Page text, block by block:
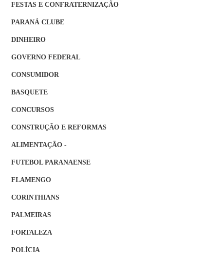
FESTAS E CONFRATERNIZAÇÃO
PARANÁ CLUBE
DINHEIRO
GOVERNO FEDERAL
CONSUMIDOR
BASQUETE
CONCURSOS
CONSTRUÇÃO E REFORMAS
ALIMENTAÇÃO -
FUTEBOL PARANAENSE
FLAMENGO
CORINTHIANS
PALMEIRAS
FORTALEZA
POLÍCIA